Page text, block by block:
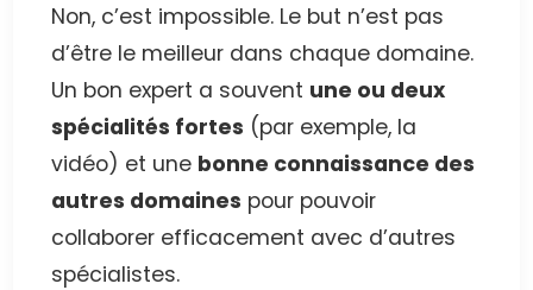
Non, c’est impossible. Le but n’est pas
d’être le meilleur dans chaque domaine.
Un bon expert a souvent une ou deux
spécialités fortes (par exemple, la
vidéo) et une bonne connaissance des
autres domaines pour pouvoir
collaborer efficacement avec d’autres
spécialistes.